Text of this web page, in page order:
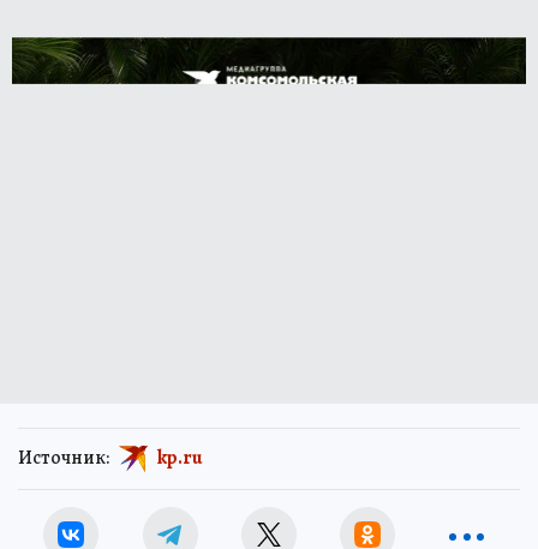
Источник: kp.ru